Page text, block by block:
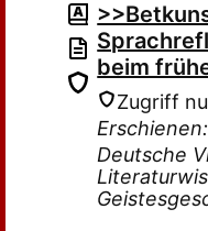
beim
Zugriff
Deutsche